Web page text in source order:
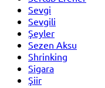
Sevgi
Sevgili
Şeyler
Sezen Aksu
Shrinking
Sigara
Şiir